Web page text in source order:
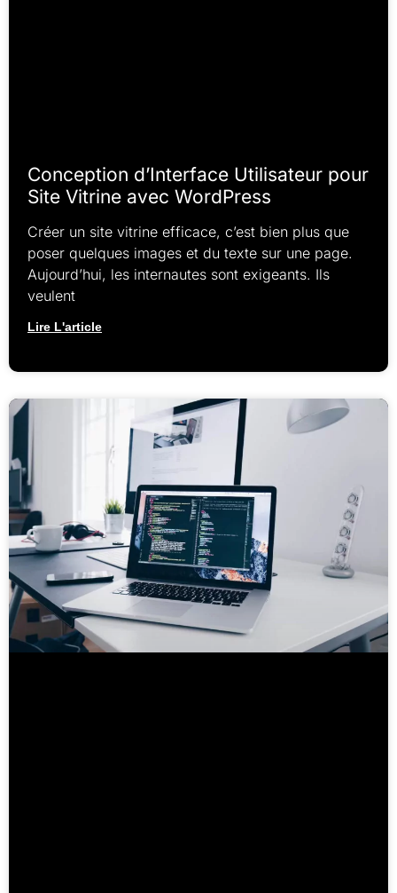
Conception d’Interface Utilisateur pour
Site Vitrine avec WordPress
Créer un site vitrine efficace, c’est bien plus que
poser quelques images et du texte sur une page.
Aujourd’hui, les internautes sont exigeants. Ils
veulent
Lire L'article